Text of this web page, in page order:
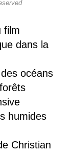
film
dans la
océans
humides
Christian